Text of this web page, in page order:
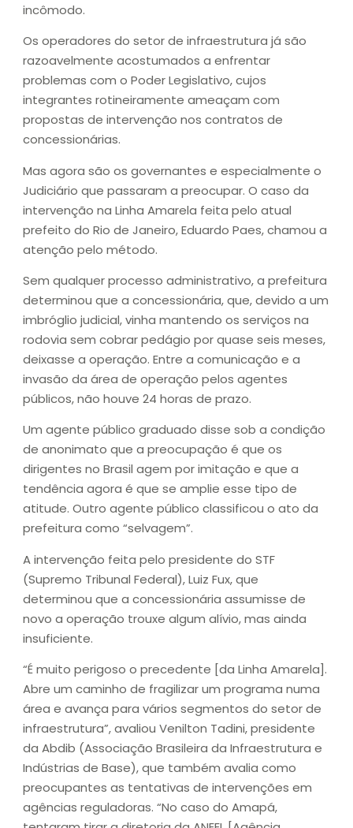
incômodo.
Os operadores do setor de infraestrutura já são
razoavelmente acostumados a enfrentar
problemas com o Poder Legislativo, cujos
integrantes rotineiramente ameaçam com
propostas de intervenção nos contratos de
concessionárias.
Mas agora são os governantes e especialmente o
Judiciário que passaram a preocupar. O caso da
intervenção na Linha Amarela feita pelo atual
prefeito do Rio de Janeiro, Eduardo Paes, chamou a
atenção pelo método.
Sem qualquer processo administrativo, a prefeitura
determinou que a concessionária, que, devido a um
imbróglio judicial, vinha mantendo os serviços na
rodovia sem cobrar pedágio por quase seis meses,
deixasse a operação. Entre a comunicação e a
invasão da área de operação pelos agentes
públicos, não houve 24 horas de prazo.
Um agente público graduado disse sob a condição
de anonimato que a preocupação é que os
dirigentes no Brasil agem por imitação e que a
tendência agora é que se amplie esse tipo de
atitude. Outro agente público classificou o ato da
prefeitura como “selvagem”.
A intervenção feita pelo presidente do STF
(Supremo Tribunal Federal), Luiz Fux, que
determinou que a concessionária assumisse de
novo a operação trouxe algum alívio, mas ainda
insuficiente.
“É muito perigoso o precedente [da Linha Amarela].
Abre um caminho de fragilizar um programa numa
área e avança para vários segmentos do setor de
infraestrutura”, avaliou Venilton Tadini, presidente
da Abdib (Associação Brasileira da Infraestrutura e
Indústrias de Base), que também avalia como
preocupantes as tentativas de intervenções em
agências reguladoras. “No caso do Amapá,